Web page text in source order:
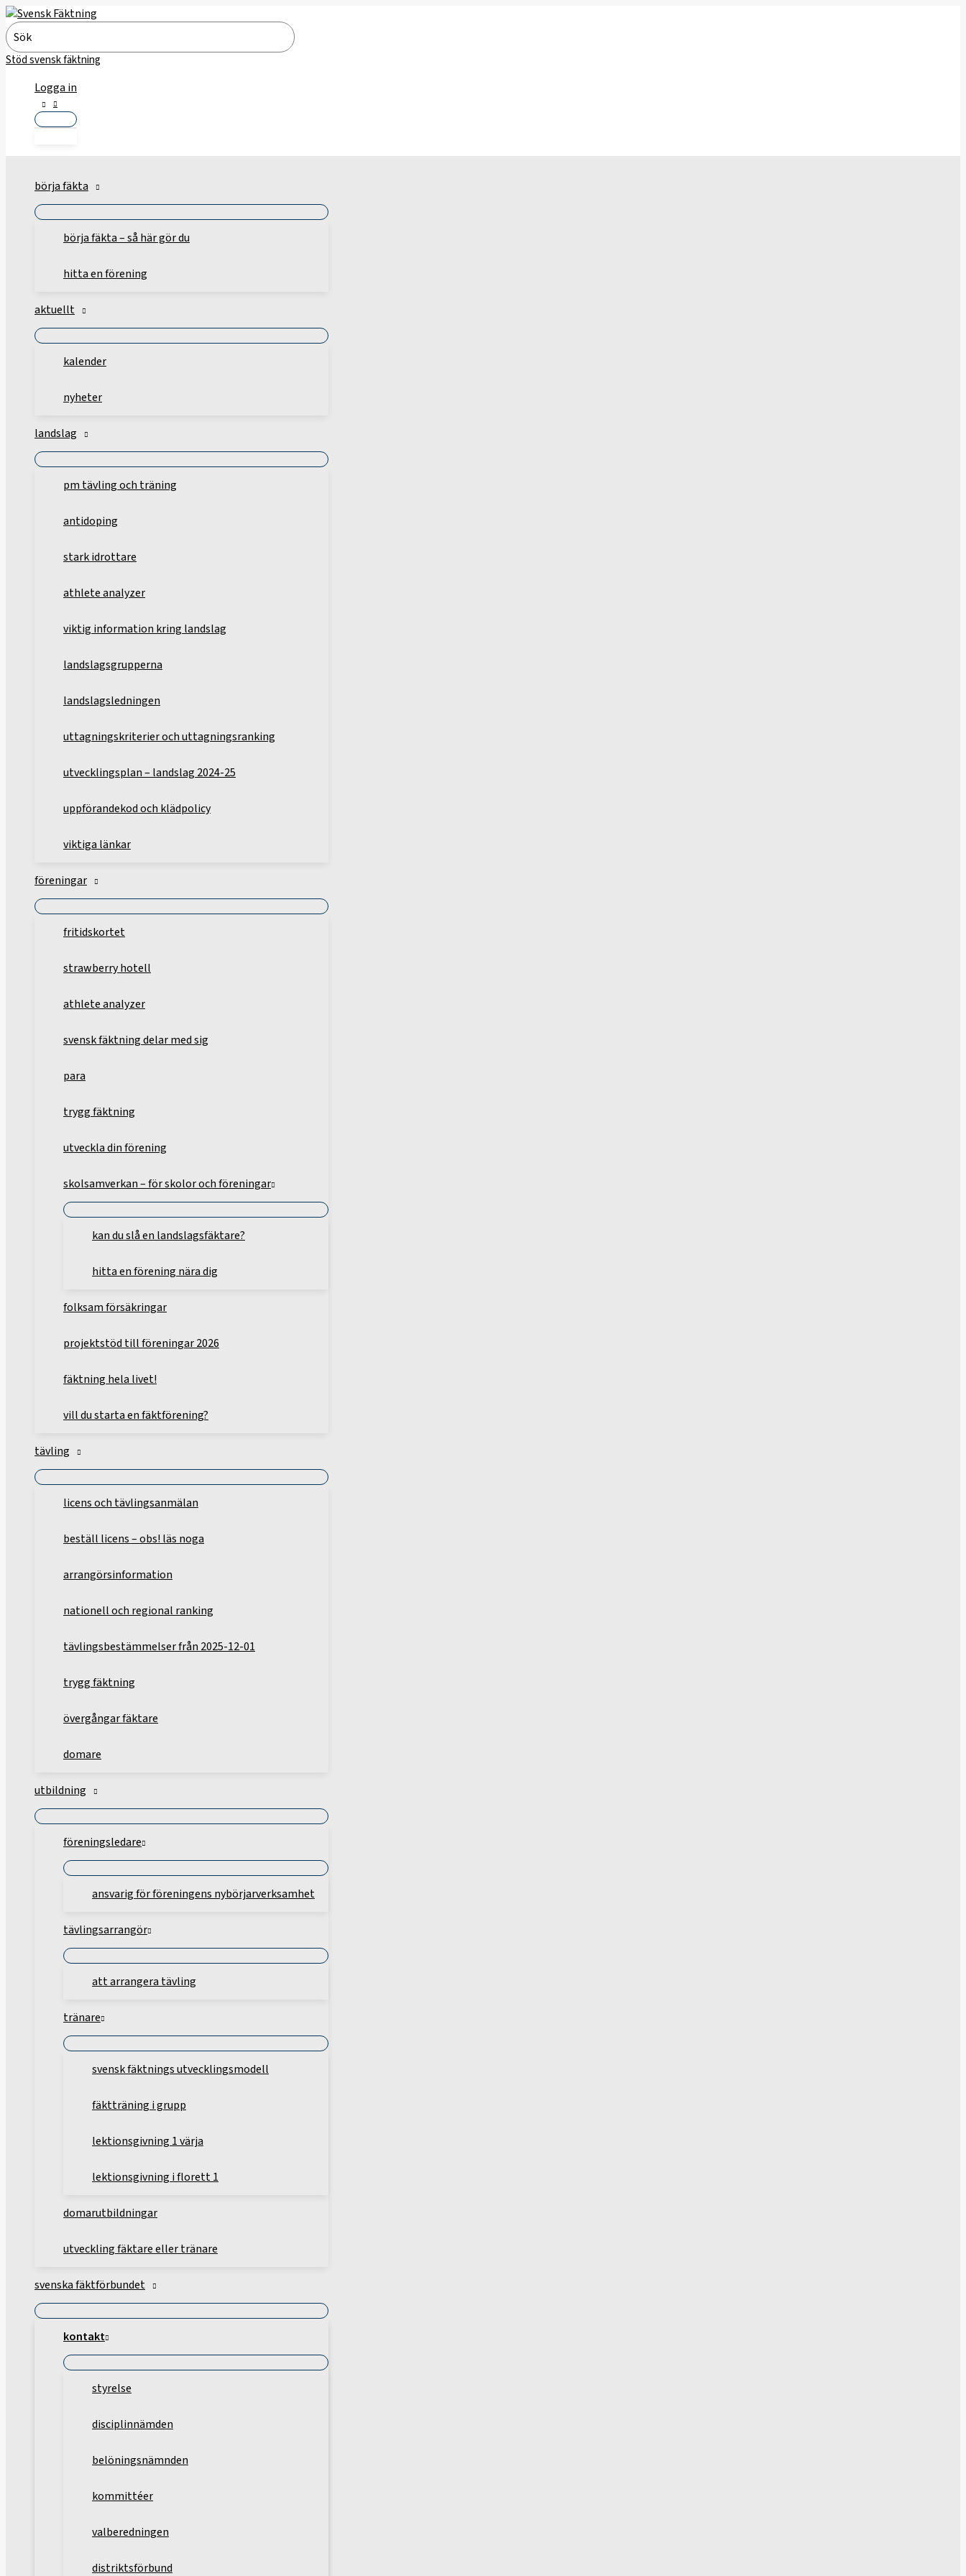
Hoppa
till
innehåll
Search
for:
Stöd svensk fäktning
Logga in
börja fäkta
börja fäkta – så här gör du
hitta en förening
aktuellt
kalender
nyheter
landslag
pm tävling och träning
antidoping
stark idrottare
athlete analyzer
viktig information kring landslag
landslagsgrupperna
landslagsledningen
uttagningskriterier och uttagningsranking
utvecklingsplan – landslag 2024-25
uppförandekod och klädpolicy
viktiga länkar
föreningar
fritidskortet
strawberry hotell
athlete analyzer
svensk fäktning delar med sig
para
trygg fäktning
utveckla din förening
skolsamverkan – för skolor och föreningar
kan du slå en landslagsfäktare?
hitta en förening nära dig
folksam försäkringar
projektstöd till föreningar 2026
fäktning hela livet!
vill du starta en fäktförening?
tävling
licens och tävlingsanmälan
beställ licens – obs! läs noga
arrangörsinformation
nationell och regional ranking
tävlingsbestämmelser från 2025-12-01
trygg fäktning
övergångar fäktare
domare
utbildning
föreningsledare
ansvarig för föreningens nybörjarverksamhet
tävlingsarrangör
att arrangera tävling
tränare
svensk fäktnings utvecklingsmodell
fäktträning i grupp
lektionsgivning 1 värja
lektionsgivning i florett 1
domarutbildningar
utveckling fäktare eller tränare
svenska fäktförbundet
kontakt
styrelse
disciplinnämden
belöningsnämnden
kommittéer
valberedningen
distriktsförbund